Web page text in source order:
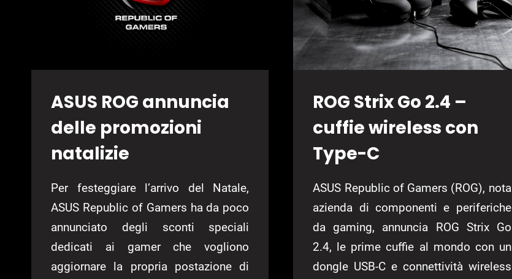
ASUS ROG annuncia
delle promozioni
natalizie
Per festeggiare l’arrivo del Natale,
ASUS Republic of Gamers ha da poco
annunciato degli sconti speciali
dedicati ai gamer che vogliono
aggiornare la propria postazione di
ROG Strix Go 2.4 –
cuffie wireless con
Type-C
ASUS Republic of Gamers (ROG), nota
azienda di componenti e periferiche
da gaming, annuncia ROG Strix Go
2.4, le prime cuffie al mondo con un
dongle USB-C e connettività wireless